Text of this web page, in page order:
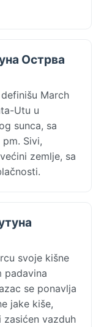
Острва
March
Utu u
sunca, sa
Sivi,
zemlje, sa
svoje kišne
padavina
se ponavlja
jake kiše,
zasićen vazduh